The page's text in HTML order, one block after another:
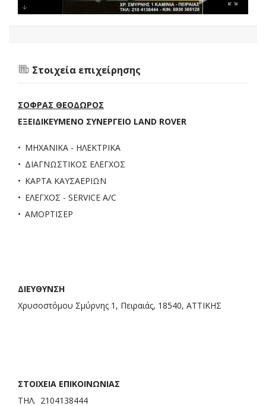
Στοιχεία επιχείρησης
ΣΟΦΡΑΣ ΘΕΟΔΩΡΟΣ
ΕΞΕΙΔΙΚΕΥΜΕΝΟ ΣΥΝΕΡΓΕΙΟ LAND ROVER
ΜΗΧΑΝΙΚΑ - ΗΛΕΚΤΡΙΚΑ
ΔΙΑΓΝΩΣΤΙΚΟΣ ΕΛΕΓΧΟΣ
ΚΑΡΤΑ ΚΑΥΣΑΕΡΙΩΝ
ΕΛΕΓΧΟΣ - SERVICE A/C
ΑΜΟΡΤΙΣΕΡ
ΔΙΕΥΘΥΝΣΗ
Χρυσοστόμου Σμύρνης 1, Πειραιάς, 18540, ΑΤΤΙΚΗΣ
ΣΤΟΙΧΕΙΑ ΕΠΙΚΟΙΝΩΝΙΑΣ
ΤΗΛ. 2104138444